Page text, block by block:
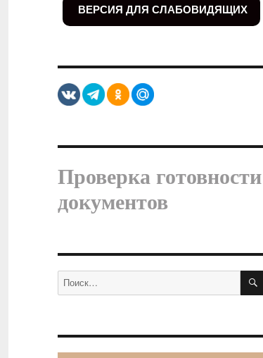
ВЕРСИЯ ДЛЯ СЛАБОВИДЯЩИХ
Проверка готовности
документов
Искать: